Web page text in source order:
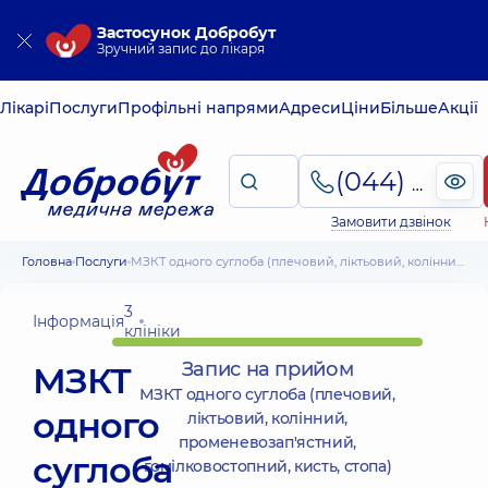
Застосунок Добробут
Зручний запис до лікаря
ЛікаріПослугиПрофільні напрямиАдресиЦіниБільшеАкції
(044) 495-2-888
Замовити дзвінок
Головна Послуги МЗКТ одного суглоба (плечовий, ліктьовий, колінний, променевозап'ястний, гомілковостопний, кисть, стопа)
Інформація3
клініки
МЗКТ
одного
суглоба
Запис на прийом
МЗКТ одного суглоба (плечовий,
ліктьовий, колінний,
променевозап'ястний,
гомілковостопний, кисть, стопа)